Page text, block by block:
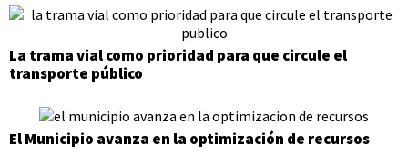
La trama vial como prioridad para que circule el
transporte público
El Municipio avanza en la optimización de recursos